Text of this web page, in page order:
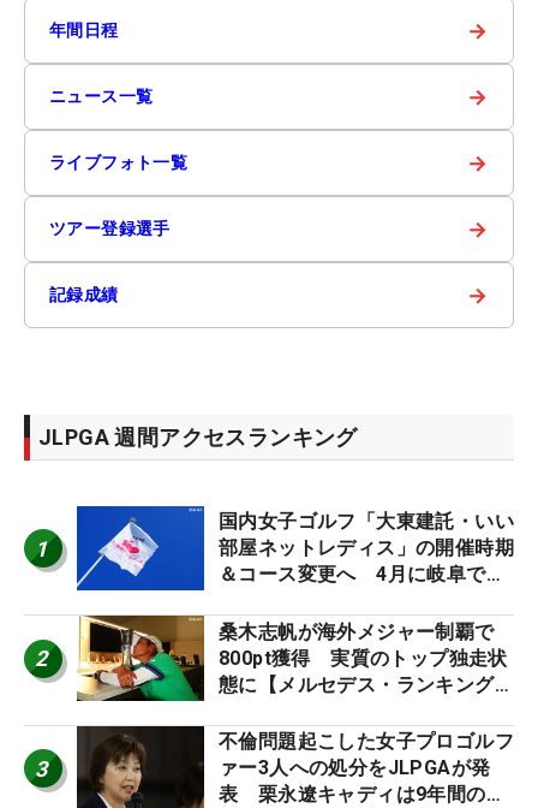
年間日程 →
ニュース一覧 →
ライブフォト一覧 →
ツアー登録選手 →
記録成績 →
JLPGA 週間アクセスランキング
1
国内女子ゴルフ「大東建託・いい
部屋ネットレディス」の開催時期
＆コース変更へ 4月に岐阜で開
2
桑木志帆が海外メジャー制覇で
800pt獲得 実質のトップ独走状
態に【メルセデス・ランキング番
3
不倫問題起こした女子プロゴルフ
ァー3人への処分をJLPGAが発
表 栗永遼キャディは9年間の立